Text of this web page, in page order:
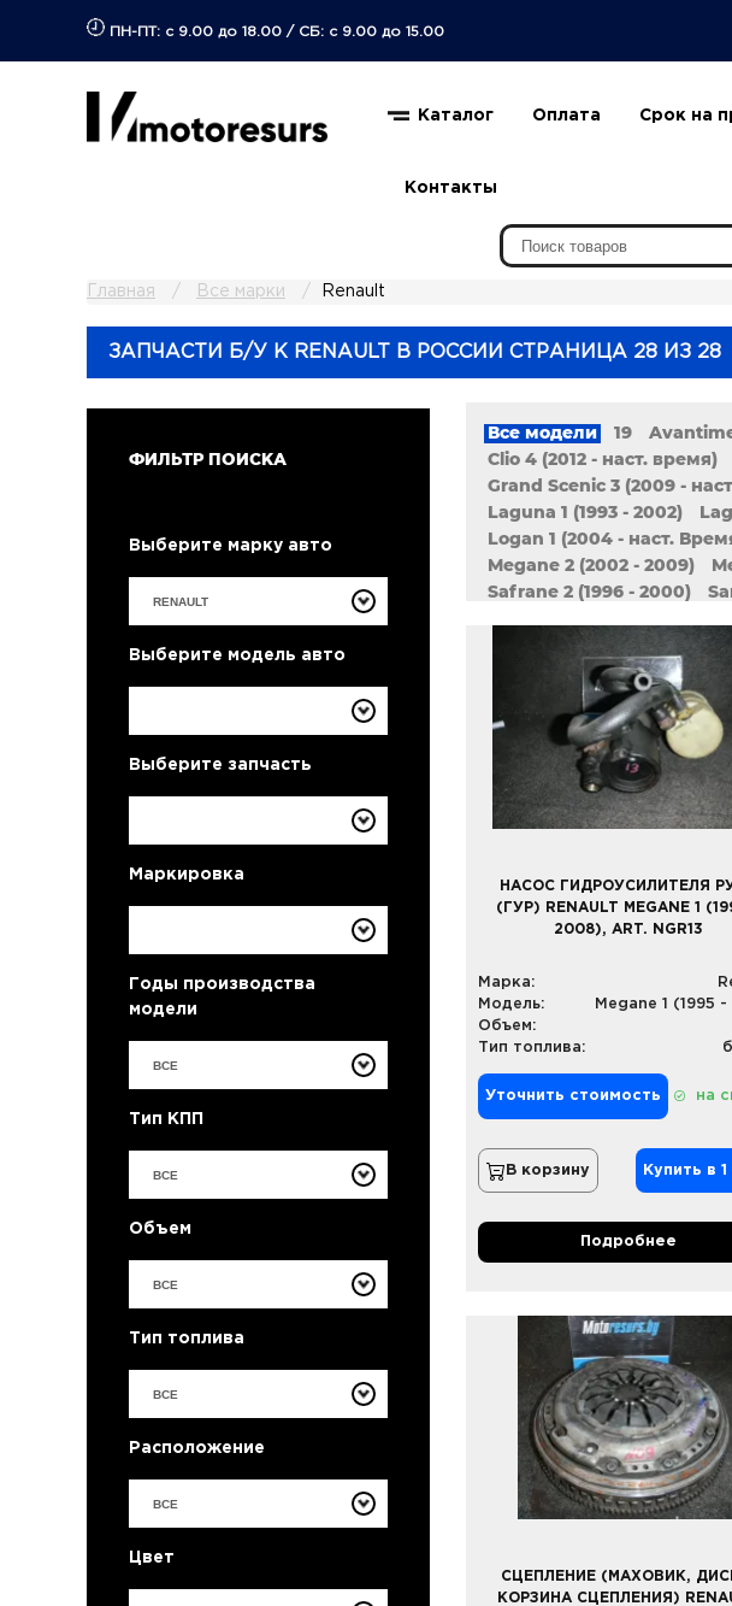
ПН-ПТ: с 9.00 до 18.00 / СБ: с 9.00 до 15.00
Каталог Оплата Срок на
Контакты
Главная Все марки Renault
ЗАПЧАСТИ Б/У К RENAULT В РОССИИ СТРАНИЦА 28 ИЗ 28
ФИЛЬТР ПОИСКА
Выберите марку авто
Выберите модель авто
Выберите запчасть
Маркировка
Годы производства
модели
ВСЕ
Тип КПП
ВСЕ
Объем
ВСЕ
Тип топлива
ВСЕ
Расположение
ВСЕ
Цвет
Все модели 19
Clio 4 (2012 - наст. время)
Grand Scenic 3 (2009 -
Laguna 1 (1993 - 2002)
Logan 1 (2004 - наст.
Megane 2 (2002 - 2009)
Safrane 2 (1996 - 2000)
Symbol / Thalia 2 (2008 -
Twingo 2 (2007 - 2014)
НАСОС ГИДРОУСИЛИТЕЛЯ
(ГУР) RENAULT MEGANE 1
2008), ART. NGR13
Марка:
Модель:
Megane 1 (1995
Объем:
Тип топлива:
Уточнить стоимость на
В корзину Купить в
Подробнее
СЦЕПЛЕНИЕ (МАХОВИК,
КОРЗИНА СЦЕПЛЕНИЯ)